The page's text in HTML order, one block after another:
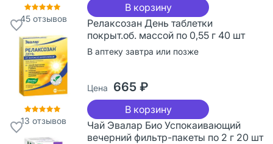
45отзывов
В корзину
13 отзывов
Релаксозан День таблетки
покрыт.об. массой по 0,55 г 40 шт
В аптеку завтра или позже
Цена 665 ₽
В корзину
Чай Эвалар Био Успокаивающий
вечерний фильтр-пакеты по 2 г 20 шт